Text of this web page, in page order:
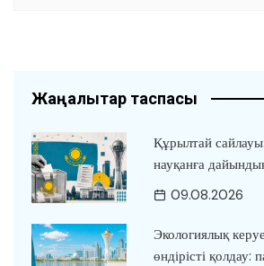
Жаңалықтар таспасы
Құрылтай
науқанға
09.08.2026
Экологиялық
өндірісті қолдау: